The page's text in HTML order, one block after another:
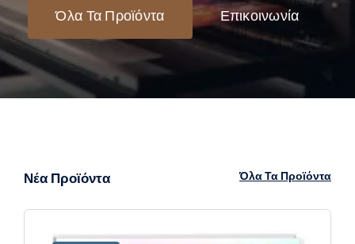
Όλα Τα Προϊόντα Επικοινωνία
Νέα Προϊόντα Όλα Τα Προϊόντα